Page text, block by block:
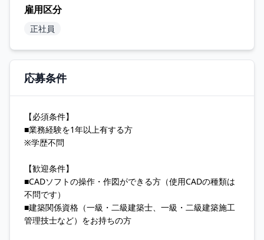
雇用区分
正社員
応募条件
【必須条件】
■業務経験を1年以上有する方
※学歴不問
【歓迎条件】
■CADソフトの操作・作図ができる方（使用CADの種類は
不問です）
■建築関係資格（一級・二級建築士、一級・二級建築施工
管理技士など）をお持ちの方